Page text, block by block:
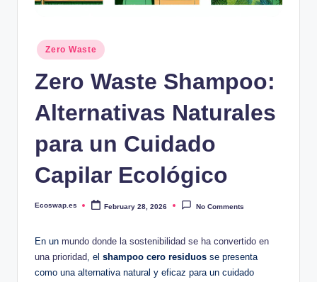
Posted
in
Zero Waste
Zero Waste Shampoo:
Alternativas Naturales
para un Cuidado
Capilar Ecológico
Posted
Ecoswap.es February 28, 2026 No Comments
En un mundo donde la sostenibilidad se ha convertido en
una prioridad, el shampoo cero residuos se presenta
como una alternativa natural y eficaz para un cuidado